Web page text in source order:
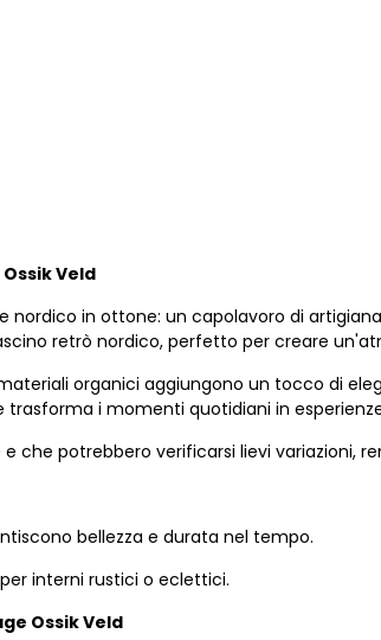
Veld
in ottone: un capolavoro di
retrò nordico, perfetto per creare
organici aggiungono un tocco di
i momenti quotidiani in
che potrebbero verificarsi lievi variazioni,
bellezza e durata nel tempo.
interni rustici o eclettici.
Ossik Veld